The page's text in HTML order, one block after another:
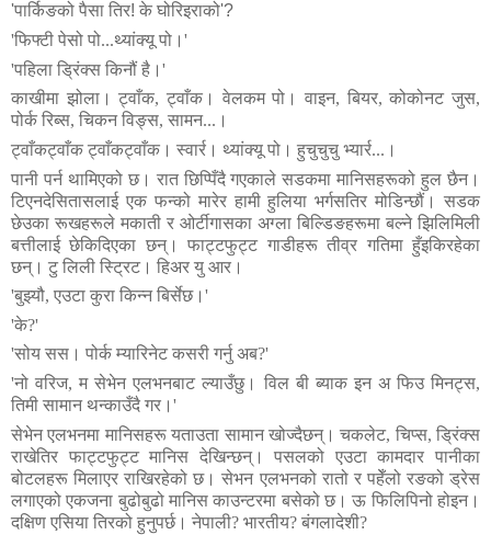
'पार्किङको पैसा तिर! के घोरिइराको'?
'फिफ्टी पेसो पो...थ्यांक्यू पो। '
'पहिला ड्रिंक्स किनौं है। '
काखीमा झोला। ट्वाँक,ट्वाँक। वेलकम पो। वाइन, बियर,कोकोनट जुस,
पोर्क रिब्स, चिकन विङ्स, सामन... ।
ट्वाँकट्वाँक ट्वाँकट्वाँक। स्वार्र। थ्यांक्यू पो। हुचुचुचु भ्यार्र... ।
पानी पर्न थामिएको छ। रात छिप्पिँदै गएकाले सडकमा मानिसहरूको हुल छैन।
टिएनदेसितासलाई एक फन्को मारेर हामी हुलिया भर्गसतिर मोडिन्छौं।
सडक
छेउका रूखहरूले मकाती र ओर्टीगासका अग्ला बिल्डिङहरूमा बल्ने झिलिमिली
बत्तीलाई छेकिदिएका छन्। फाट्टफुट्ट गाडीहरू तीव्र गतिमा हुँइकिरहेका
छन्। टु लिली स्ट्रिट। हिअर यु आर।
'बुझ्यौ, एउटा कुरा किन्न बिर्सेछ। '
'के?'
'सोय सस। पोर्क म्यारिनेट कसरी गर्नु अब?'
'नो वरिज,म सेभेन एलभनबाट ल्याउँछु। विल बी ब्याक इन अ फिउ मिनट्स,
तिमी सामान थन्काउँदै गर। '
सेभेन एलभनमा मानिसहरू यताउता सामान खोज्दैछन्। चकलेट, चिप्स, ड्रिंक्स
राखेतिर फाट्टफुट्ट मानिस देखिन्छन्। पसलको एउटा कामदार पानीका
बोटलहरू मिलाएर राखिरहेको छ। सेभन एलभनको रातो र पहेँलो रङको ड्रेस
लगाएको एकजना बुढोबुढो मानिस काउन्टरमा बसेको छ। ऊ फिलिपिनो होइन।
दक्षिण एसिया तिरको हुनुपर्छ। नेपाली? भारतीय? बंगलादेशी?